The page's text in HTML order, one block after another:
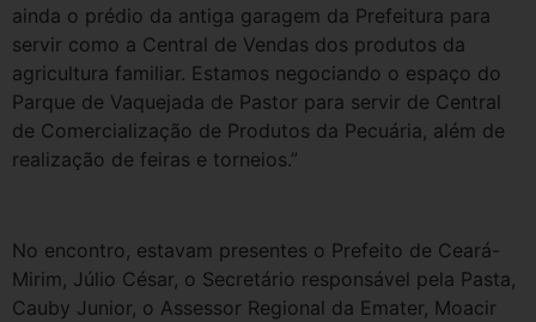
ainda o prédio da antiga garagem da Prefeitura para
servir como a Central de Vendas dos produtos da
agricultura familiar. Estamos negociando o espaço do
Parque de Vaquejada de Pastor para servir de Central
de Comercialização de Produtos da Pecuária, além de
realização de feiras e torneios.”
No encontro, estavam presentes o Prefeito de Ceará-
Mirim, Júlio César, o Secretário responsável pela Pasta,
Cauby Junior, o Assessor Regional da Emater, Moacir